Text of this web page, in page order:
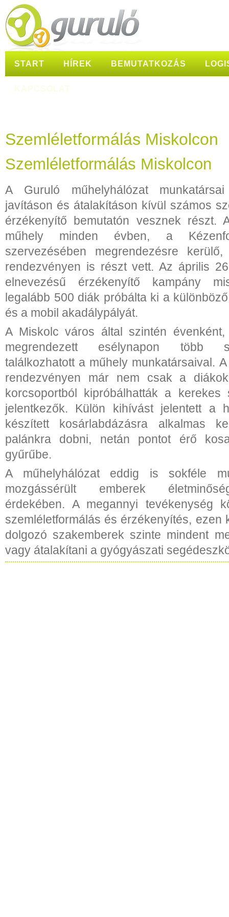
START HÍREK BEMUTATKOZÁS
KAPCSOLAT
Szemléletformálás Miskolcon
Szemléletformálás Miskolcon
A Guruló műhelyhálózat
javításon és átalakításon kívül számos
érzékenyítő bemutatón vesznek részt.
műhely minden évben, a
szervezésében megrendezésre
rendezvényen is részt vett. Az április
elnevezésű érzékenyítő kampány
legalább 500 diák próbálta ki a
és a mobil akadálypályát.
A Miskolc város által szintén
megrendezett esélynapon több
találkozhatott a műhely munkatársaival.
rendezvényen már nem csak a
korcsoportból kipróbálhatták a
jelentkezők. Külön kihívást jelentett a
készített kosárlabdázásra alkalmas
palánkra dobni, netán pontot érő
gyűrűbe.
A műhelyhálózat eddig is sokféle
mozgássérült emberek
érdekében. A megannyi tevékenység
szemléletformálás és érzékenyítés, ezen
dolgozó szakemberek szinte mindent
vagy átalakítani a gyógyászati